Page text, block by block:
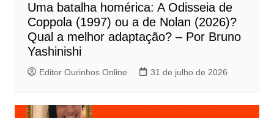
Uma batalha homérica: A Odisseia de
Coppola (1997) ou a de Nolan (2026)?
Qual a melhor adaptação? – Por Bruno
Yashinishi
Editor Ourinhos Online 31 de julho de 2026